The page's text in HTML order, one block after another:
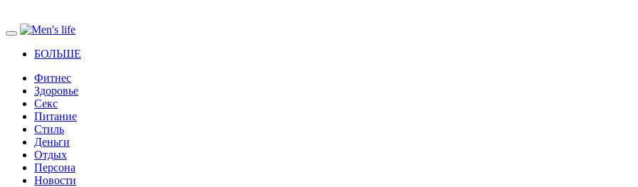
БОЛЬШЕ
Фитнес
Здоровье
Секс
Питание
Стиль
Деньги
Отдых
Персона
Новости